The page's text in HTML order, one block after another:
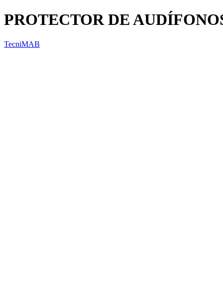
PROTECTOR DE
TecniMAB